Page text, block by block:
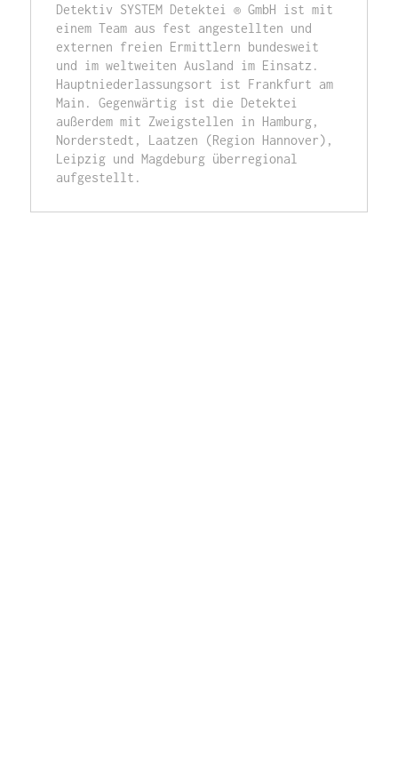
Detektiv SYSTEM Detektei ® GmbH ist mit
einem Team aus fest angestellten und
externen freien Ermittlern bundesweit
und im weltweiten Ausland im Einsatz.
Hauptniederlassungsort ist Frankfurt am
Main. Gegenwärtig ist die Detektei
außerdem mit Zweigstellen in Hamburg,
Norderstedt, Laatzen (Region Hannover),
Leipzig und Magdeburg überregional